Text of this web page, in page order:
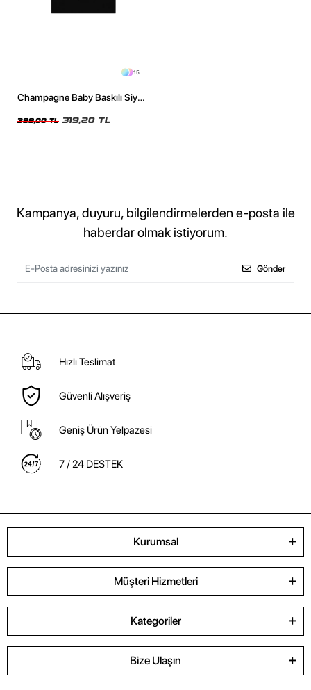
15
Champagne Baby Baskılı Siyah
399,00 TL 319,20 TL
Kampanya, duyuru, bilgilendirmelerden e-posta ile
haberdar olmak istiyorum.
Gönder
Hızlı Teslimat
Güvenli Alışveriş
Geniş Ürün Yelpazesi
7 / 24 DESTEK
Kurumsal
Müşteri Hizmetleri
Kategoriler
Bize Ulaşın